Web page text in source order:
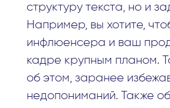
структуру текста, но и
Например, вы хотите,
инфлюенсера и ваш
кадре крупным планом.
об этом, заранее
недопониманий. Также